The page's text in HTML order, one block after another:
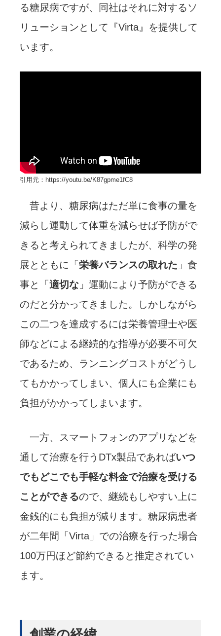
る糖尿病ですが、同社はそれに対するソ
リューションとして『Virta』を提供して
います。
引用元：https://youtu.be/K87gpme1fC8
昔より、糖尿病はただ単に食事の量を
減らし運動して体重を減らせば予防がで
きると考えられてきましたが、科学の発
展とともに「 栄養バランスの取れた 」食
事と「 適切な 」運動により予防ができる
のだと分かってきました。しかしながら
この二つを達成するには栄養管理士や医
師などによる継続的な指導が必要不可欠
であるため、ランニングコストがどうし
てもかかってしまい、個人にも企業にも
負担がかかってしまいます。
一方、スマートフォンのアプリなどを
通して治療を行うDTx製品であればいつ
でもどこでも手軽な料金で治療を受ける
ことができるので、継続もしやすい上に
金銭的にも負担が減ります。糖尿病患者
が二年間「Virta」での治療を行った場合
100万円ほど節約できると推定されてい
ます。